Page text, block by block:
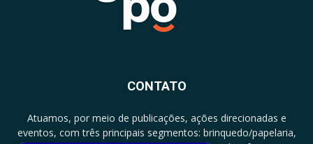
CONTATO
Atuamos, por meio de publicações, ações direcionadas e
eventos, com três principais segmentos: brinquedo/papelaria,